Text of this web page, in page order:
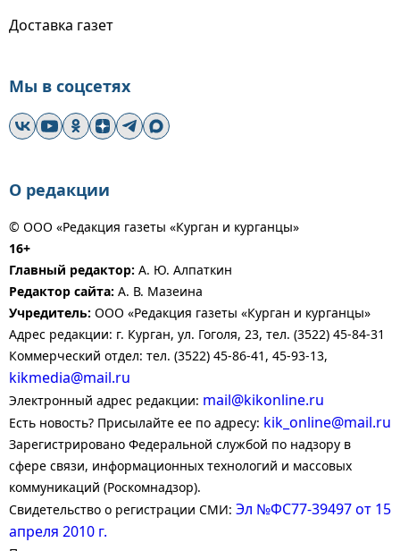
Доставка газет
Мы в соцсетях
О редакции
© ООО «Редакция газеты «Курган и курганцы»
16+
Главный редактор: А. Ю. Алпаткин
Редактор сайта: А. В. Мазеина
Учредитель: ООО «Редакция газеты «Курган и курганцы»
Адрес редакции: г. Курган, ул. Гоголя, 23, тел. (3522) 45-84-31
Коммерческий отдел: тел. (3522) 45-86-41, 45-93-13,
kikmedia@mail.ru
Электронный адрес редакции: mail@kikonline.ru
Есть новость? Присылайте ее по адресу: kik_online@mail.ru
Зарегистрировано Федеральной службой по надзору в
сфере связи, информационных технологий и массовых
коммуникаций (Роскомнадзор).
Свидетельство о регистрации СМИ: Эл №ФС77-39497 от 15
апреля 2010 г.